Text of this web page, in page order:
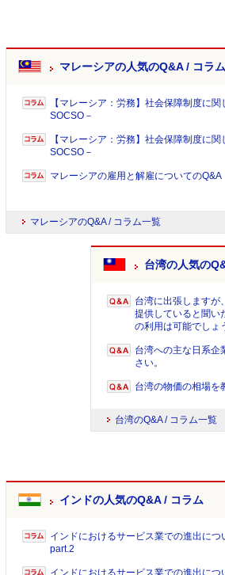
マレーシアの人気のQ&A / コラム
【マレーシア：労務】社会保障制度に関
SOCSO－
【マレーシア：労務】社会保障制度に関
SOCSO－
マレーシアの雇用と解雇についてのQ&A
マレーシアのQ&A / コラム一覧
台湾の人気の
台湾に出張しますが
提供していると聞い
の利用は可能でしょ
台湾への主な日系企
さい。
台湾の物価の相場を
台湾のQ&A / コラム一覧
インドの人気のQ&A / コラム
インドにおけるサービス業での進出に
part.2
インドにおけるサービス業での進出に